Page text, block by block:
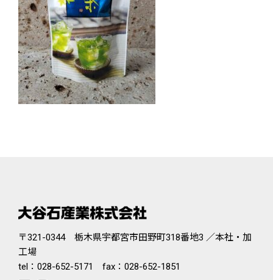
〒321-0344 栃木県宇都宮市田野町318番地3 ／本社・加
工場
tel： 028-652-5171 fax：028-652-1851